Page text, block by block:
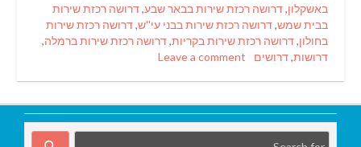
באשקלון,דרושה רכזת שירות בבאר שבע,דרושה רכזת שירות
בבית שמש,דרושה רכזת שירות בבני עי''ש,דרושה רכזת שירות
בחולון,דרושה רכזת שירות בקריות,דרושה רכזת שירות ברמלה,
דרושות,דרושים Leave a comment